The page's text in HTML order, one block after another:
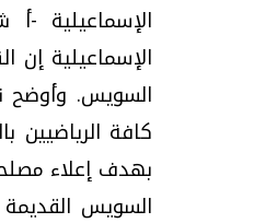
الإسماعيلية
الإسماعيلية إن
السويس. وأوضح
كافة
بهدف إعلاء
فيديو.. الإعلام الرقمي.. تقنيات
وتحديات هائلة